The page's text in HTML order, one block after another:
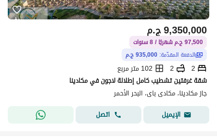
ج.م9,350,000
97,500 ج.م شهريًا / 8 سنوات
الدفعة المقدّمة: 935,000 ج.م
2
2
102 متر مربع
شقة غرفتين تشطيب كامل إطلالة لاجون في مكادينا
جاز مكادينا، مكادى باى، البحر الأحمر
الإيميل
اتصل